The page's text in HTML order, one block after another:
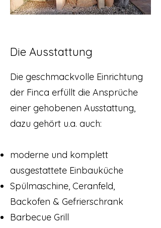
Die Ausstattung
Die geschmackvolle Einrichtung
der Finca erfüllt die Ansprüche
einer gehobenen Ausstattung,
dazu gehört u.a. auch:
moderne und komplett
ausgestattete Einbauküche
Spülmaschine, Ceranfeld,
Backofen & Gefrierschrank
Barbecue Grill